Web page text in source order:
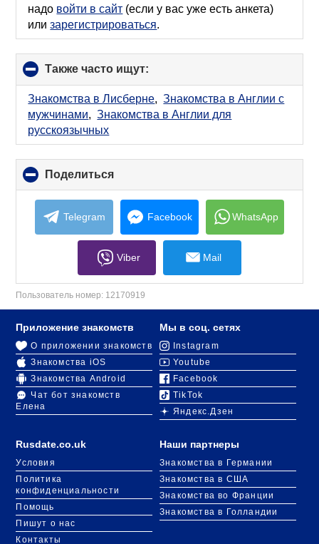
надо войти в сайт (если у вас уже есть анкета)
илизарегистрироваться.
Также часто ищут:
to
collapse
contents
Знакомства в Лисберне,Знакомства в Англии с
мужчинами,Знакомства в Англии для
русскоязычных
Поделиться
to
collapse
contents
Telegram Facebook WhatsApp
Viber Mail
Пользователь номер: 12170919
Rusdate.co.uk
Условия
Политика
конфиденциальности
Помощь
Пишут о нас
Контакты
Приложение знакомств
О приложении знакомств
Знакомства iOS
Знакомства Android
Чат бот знакомств
Елена
Мы в соц. сетях
Instagram
Youtube
Facebook
TikTok
Яндекс.Дзен
Наши партнеры
Знакомства в Германии
Знакомства в США
Знакомства во Франции
Знакомства в Голландии